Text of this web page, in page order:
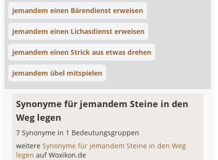
jemandem einen Bärendienst erweisen
jemandem einen Lichasdienst erweisen
jemandem einen Strick aus etwas drehen
jemandem übel mitspielen
Synonyme für jemandem Steine in den
Weg legen
7 Synonyme in 1 Bedeutungsgruppen
weitereSynonyme für jemandem Steine in den Weg
legenauf Woxikon.de